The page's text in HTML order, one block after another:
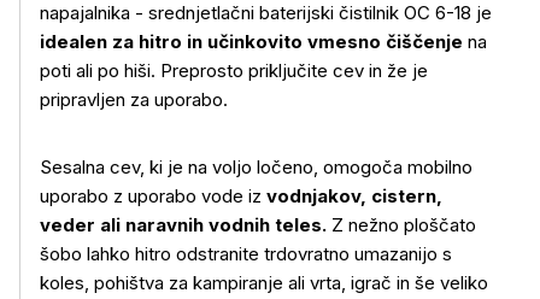
napajalnika - srednjetlačni baterijski čistilnik OC 6-18 je
idealen za hitro in učinkovito vmesno čiščenje na
poti ali po hiši. Preprosto priključite cev in že je
pripravljen za uporabo.
Sesalna cev, ki je na voljo ločeno, omogoča mobilno
uporabo z uporabo vode iz vodnjakov, cistern,
veder ali naravnih vodnih teles. Z nežno ploščato
šobo lahko hitro odstranite trdovratno umazanijo s
koles, pohištva za kampiranje ali vrta, igrač in še veliko